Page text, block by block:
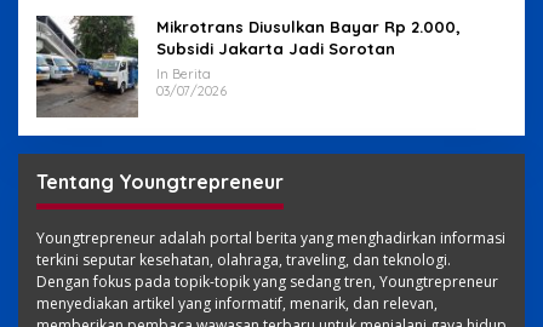
Mikrotrans Diusulkan Bayar Rp 2.000,
Subsidi Jakarta Jadi Sorotan
In Berita
03/07/2026
Tentang Youngtrepreneur
Youngtrepreneur adalah portal berita yang menghadirkan informasi
terkini seputar kesehatan, olahraga, traveling, dan teknologi.
Dengan fokus pada topik-topik yang sedang tren, Youngtrepreneur
menyediakan artikel yang informatif, menarik, dan relevan,